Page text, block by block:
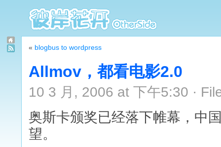
« blogbus to wordpress
Allmov，都看电影2.0
10 3 月, 2006 at 下午5:30 ·
奥斯卡颁奖已经落下帷幕，中
望。